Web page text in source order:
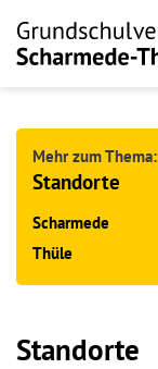
Standorte
Mehr zum Thema:
Standorte
Scharmede
Thüle